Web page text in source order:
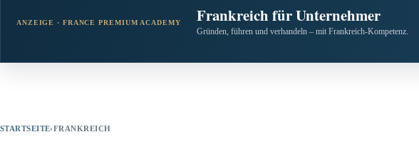
ANZEIGE · FRANCE PREMIUM ACADEMY Frankreich für Unternehmer
Gründen, führen und verhandeln – mit Frankreich-Kompetenz.
STARTSEITE›FRANKREICH